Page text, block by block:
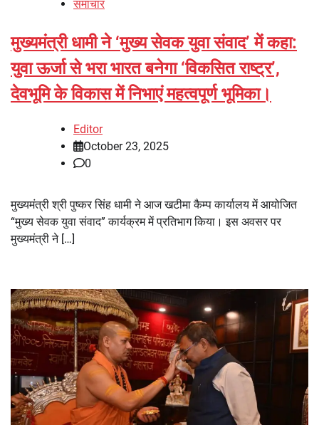
समाचार
मुख्यमंत्री धामी ने ‘मुख्य सेवक युवा संवाद’ में कहा:
युवा ऊर्जा से भरा भारत बनेगा ‘विकसित राष्ट्र’,
देवभूमि के विकास में निभाएं महत्वपूर्ण भूमिका।
Editor
October 23, 2025
0
मुख्यमंत्री श्री पुष्कर सिंह धामी ने आज खटीमा कैम्प कार्यालय में आयोजित
“मुख्य सेवक युवा संवाद” कार्यक्रम में प्रतिभाग किया। इस अवसर पर
मुख्यमंत्री ने […]